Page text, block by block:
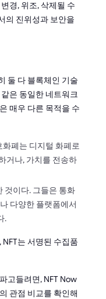
경, 위조, 삭제될 수
의 진위성과 보안을
둘 다 블록체인 기술
은 동일한 네트워크
매우 다른 목적을 수
폐는 디지털 화폐로
거나, 가치를 전송하
것이다. 그들은 통화
다양한 플랫폼에서
.
는 서명된 수집품
고들려면, NFT Now
관점 비교를 확인해